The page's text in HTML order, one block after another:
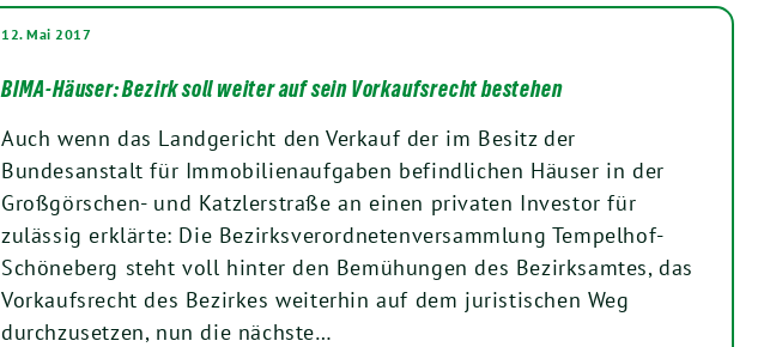
12. Mai 2017
BIMA-Häuser: Bezirk soll weiter auf sein Vorkaufsrecht bestehen
Auch wenn das Landgericht den Verkauf der im Besitz der
Bundesanstalt für Immobilienaufgaben befindlichen Häuser in der
Großgörschen- und Katzlerstraße an einen privaten Investor für
zulässig erklärte: Die Bezirksverordnetenversammlung Tempelhof-
Schöneberg steht voll hinter den Bemühungen des Bezirksamtes, das
Vorkaufsrecht des Bezirkes weiterhin auf dem juristischen Weg
durchzusetzen, nun die nächste…